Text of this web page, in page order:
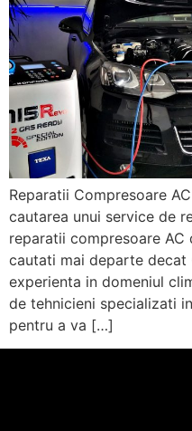
Reparatii Compresoare
cautarea unui service de
reparatii compresoare
cautati mai departe decat
experienta in domeniul
de tehnicieni specializati
pentru a va […]